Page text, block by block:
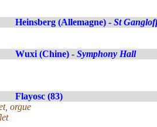
Heinsberg (Allemagne) - St
Wuxi (Chine) - Symphony Hall
Flayosc (83)
orgue